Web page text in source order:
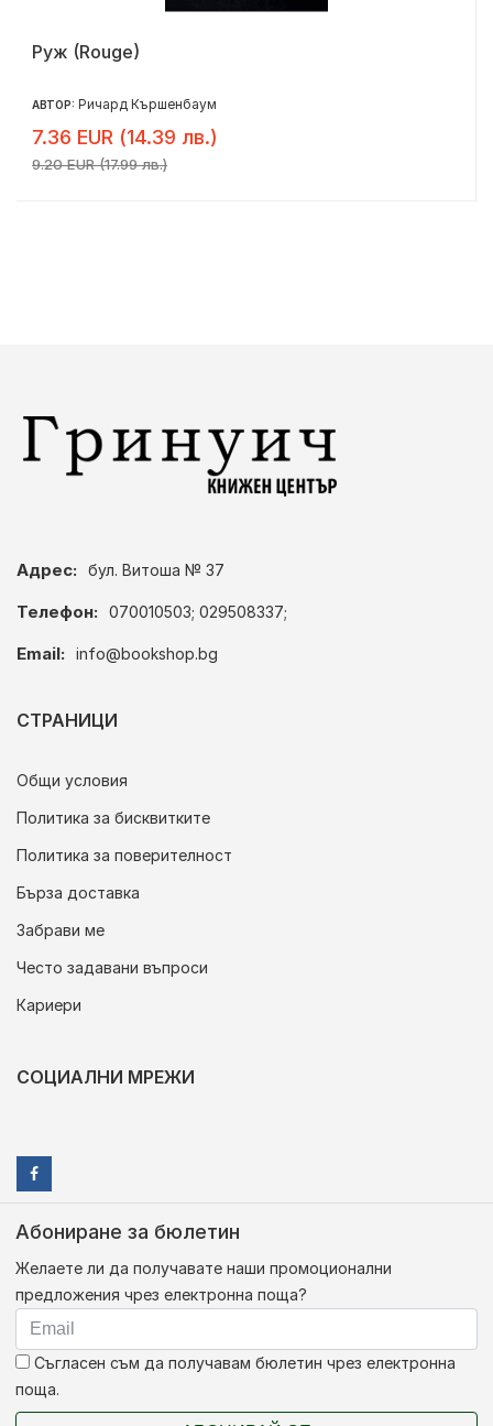
Руж (Rouge)
АВТОР: Ричард Кършенбаум
7.36 EUR (14.39 лв.)
9.20 EUR (17.99 лв.)
Адрес: бул. Витоша № 37
Телефон: 070010503; 029508337;
Email: info@bookshop.bg
СТРАНИЦИ
Общи условия
Политика за бисквитките
Политика за поверителност
Бърза доставка
Забрави ме
Често задавани въпроси
Кариери
СОЦИАЛНИ МРЕЖИ
Абониране за бюлетин
Желаете ли да получавате наши промоционални
предложения чрез електронна поща?
Съгласен съм да получавам бюлетин чрез електронна
поща.